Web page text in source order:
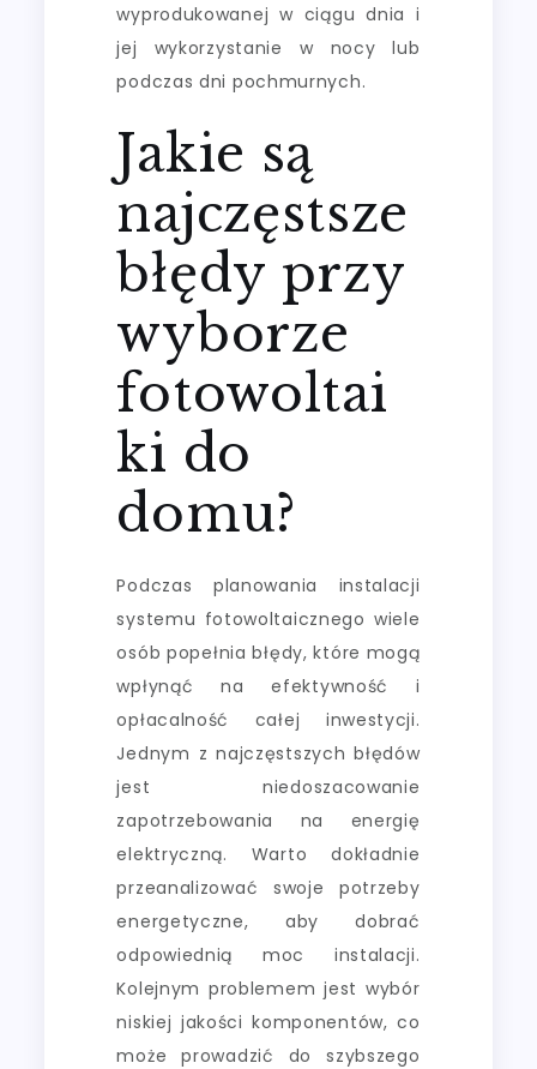
wyprodukowanej w ciągu dnia i
jej wykorzystanie w nocy lub
podczas dni pochmurnych.
Jakie są
najczęstsze
błędy przy
wyborze
fotowoltai
ki do
domu?
Podczas planowania instalacji
systemu fotowoltaicznego wiele
osób popełnia błędy, które mogą
wpłynąć na efektywność i
opłacalność całej inwestycji.
Jednym z najczęstszych błędów
jest niedoszacowanie
zapotrzebowania na energię
elektryczną. Warto dokładnie
przeanalizować swoje potrzeby
energetyczne, aby dobrać
odpowiednią moc instalacji.
Kolejnym problemem jest wybór
niskiej jakości komponentów, co
może prowadzić do szybszego